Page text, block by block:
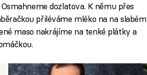
dozlatova. K němu přes
přiléváme mléko na na slabém
maso nakrájíme na tenké plátky a